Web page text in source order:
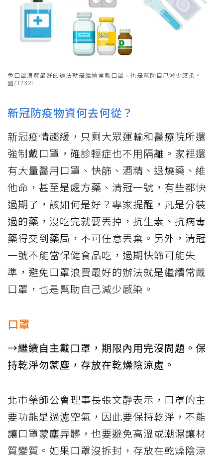
免口罩浪費最好的辦法就是繼續常戴口罩，也是幫助自己減少感染。
圖/123RF
新冠防疫物資何去何從？
新冠疫情趨緩，只剩大眾運輸和醫療院所還
強制戴口罩，確診輕症也不用隔離。家裡還
有大量醫用口罩、快篩、酒精、退燒藥、維
他命，甚至是處方藥、清冠一號，有些都快
過期了，該如何是好？專家提醒，凡是分裝
過的藥，沒吃完就要丟掉，抗生素、抗病毒
藥得交到藥局，不可任意丟棄。另外，清冠
一號不能當保健食品吃，過期快篩可能失
準，避免口罩浪費最好的辦法就是繼續常戴
口罩，也是幫助自己減少感染。
口罩
→繼續自主戴口罩，期限內用完沒問題。保
持乾淨勿蒙塵，存放在乾燥陰涼處。
北市藥師公會理事長張文靜表示，口罩的主
要功能是過濾空氣，因此要保持乾淨，不能
讓口罩蒙塵弄髒，也要避免高溫或潮濕讓材
質變質。如果口罩沒拆封，存放在乾燥陰涼